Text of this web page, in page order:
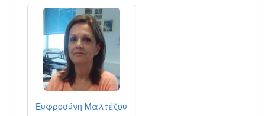
Eυφροσύνη Μαλτέζου